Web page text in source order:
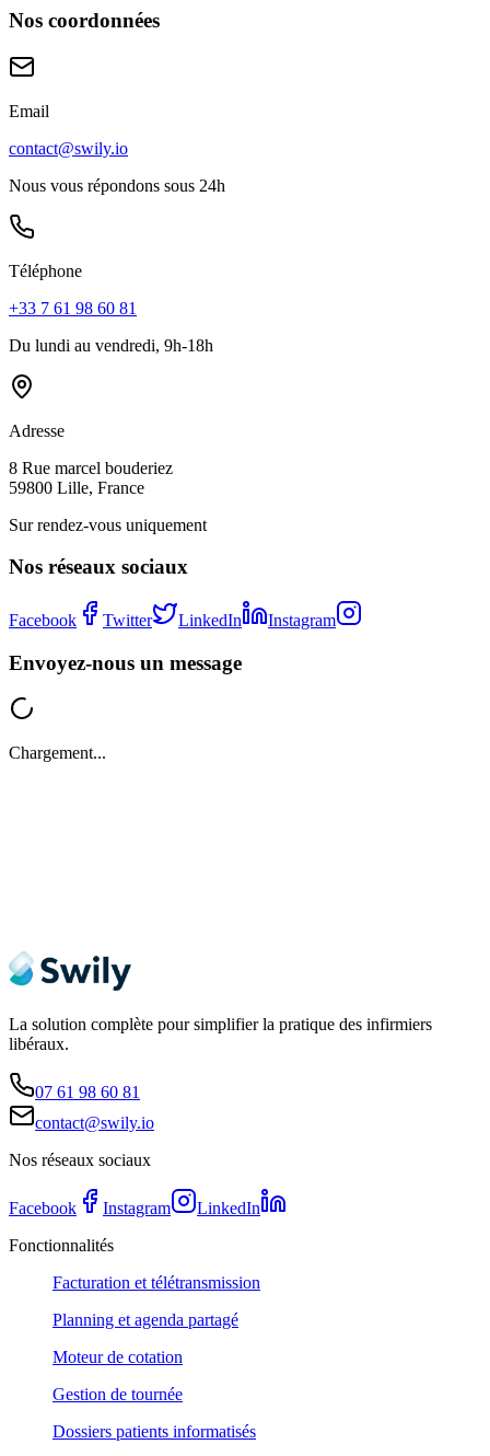
Nos coordonnées
Email
contact@swily.io
Nous vous répondons sous 24h
Téléphone
+33 7 61 98 60 81
Du lundi au vendredi, 9h-18h
Adresse
8 Rue marcel bouderiez
59800 Lille, France
Sur rendez-vous uniquement
Nos réseaux sociaux
Facebook Twitter LinkedIn Instagram
Envoyez-nous un message
Chargement...
La solution complète pour simplifier la pratique des infirmiers
libéraux.
07 61 98 60 81
contact@swily.io
Nos réseaux sociaux
Facebook Instagram
LinkedIn
Fonctionnalités
Facturation et télétransmission
Planning et agenda partagé
Moteur de cotation
Gestion de tournée
Dossiers patients informatisés